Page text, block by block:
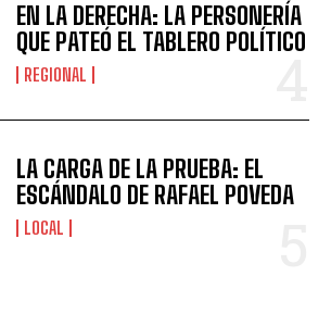
EN LA DERECHA: LA PERSONERÍA
QUE PATEÓ EL TABLERO POLÍTICO
REGIONAL
LA CARGA DE LA PRUEBA: EL
ESCÁNDALO DE RAFAEL POVEDA
LOCAL